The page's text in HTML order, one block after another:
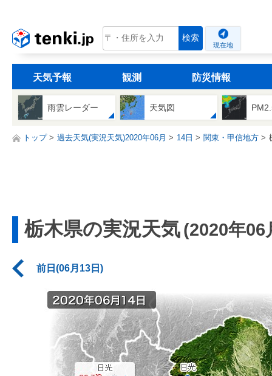
tenki.jp 検索
現在地
天気予報 観測 防災情報
雨雲レーダー 天気図
トップ 過去天気(実況天気)2020年06月 14日 関東・甲信地方
栃木県の実況天気(2020年06
前日(06月13日)